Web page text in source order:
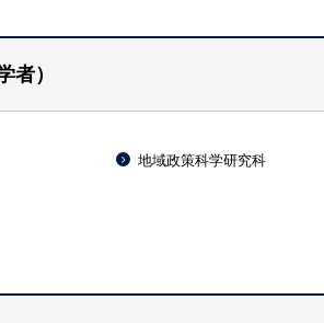
）
地域政策科学研究科